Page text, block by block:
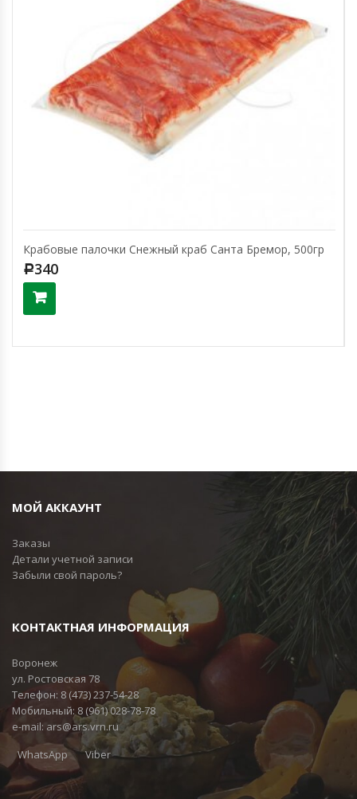
Крабовые палочки Снежный краб Санта Бремор, 500гр
Р340
МОЙ АККАУНТ
Заказы
Детали учетной записи
Забыли свой пароль?
КОНТАКТНАЯ ИНФОРМАЦИЯ
Воронеж
ул. Ростовская 78
Телефон: 8 (473) 237-54-28
Мобильный: 8 (961) 028-78-78
e-mail: ars@ars.vrn.ru
WhatsApp
Viber